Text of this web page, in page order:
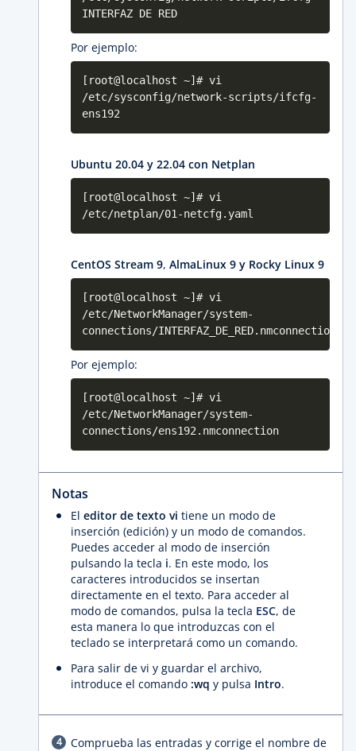
INTERFAZ DE RED
Por ejemplo:
[root@localhost ~]# vi
/etc/sysconfig/network-scripts/ifcfg-
ens192
Ubuntu 20.04 y 22.04 con Netplan
[root@localhost ~]# vi
/etc/netplan/01-netcfg.yaml
CentOS Stream 9, AlmaLinux 9 y Rocky Linux 9
[root@localhost ~]# vi
/etc/NetworkManager/system-
connections/INTERFAZ_DE_RED.nmconnection
Por ejemplo:
[root@localhost ~]# vi
/etc/NetworkManager/system-
connections/ens192.nmconnection
Notas
El editor de texto vi tiene un modo de
inserción (edición) y un modo de comandos.
Puedes acceder al modo de inserción
pulsando la tecla i. En este modo, los
caracteres introducidos se insertan
directamente en el texto. Para acceder al
modo de comandos, pulsa la tecla ESC, de
esta manera lo que introduzcas con el
teclado se interpretará como un comando.
Para salir de vi y guardar el archivo,
introduce el comando :wq y pulsa Intro.
Comprueba las entradas y corrige el nombre de